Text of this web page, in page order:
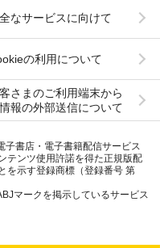
なサービスに向けて
の利用について
さまのご利用端末から
報の外部送信について
子書店・電子書籍配信サービス
テンツ使用許諾を得た正規版配
を示す登録商標（登録番号 第
マークを掲示しているサービス